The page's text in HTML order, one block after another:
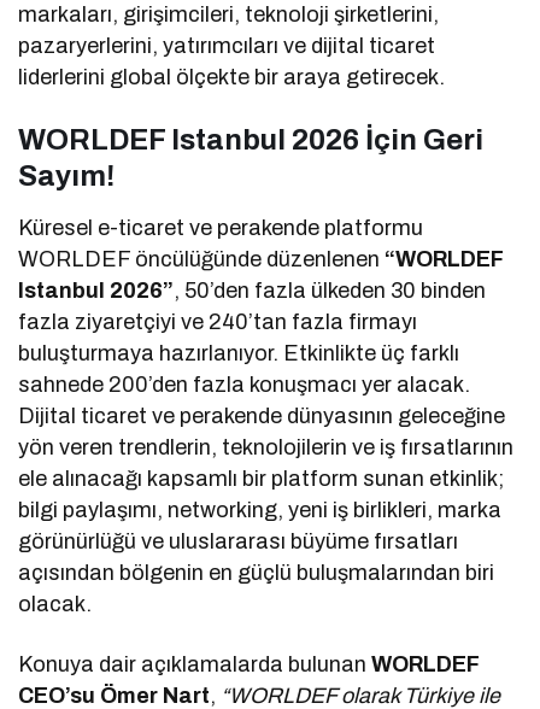
markaları, girişimcileri, teknoloji şirketlerini,
pazaryerlerini, yatırımcıları ve dijital ticaret
liderlerini global ölçekte bir araya getirecek.
WORLDEF Istanbul 2026 İçin Geri
Sayım!
Küresel e-ticaret ve perakende platformu
WORLDEF öncülüğünde düzenlenen “WORLDEF
Istanbul 2026”, 50’den fazla ülkeden 30 binden
fazla ziyaretçiyi ve 240’tan fazla firmayı
buluşturmaya hazırlanıyor. Etkinlikte üç farklı
sahnede 200’den fazla konuşmacı yer alacak.
Dijital ticaret ve perakende dünyasının geleceğine
yön veren trendlerin, teknolojilerin ve iş fırsatlarının
ele alınacağı kapsamlı bir platform sunan etkinlik;
bilgi paylaşımı, networking, yeni iş birlikleri, marka
görünürlüğü ve uluslararası büyüme fırsatları
açısından bölgenin en güçlü buluşmalarından biri
olacak.
Konuya dair açıklamalarda bulunanWORLDEF
CEO’su Ömer Nart, “WORLDEF olarak Türkiye ile